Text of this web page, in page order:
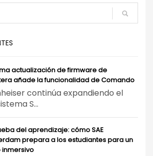
actualización de firmware de
añade la funcionalidad de Comando
continúa expandiendo el
S...
del aprendizaje: cómo SAE
prepara a los estudiantes para un
inmersivo